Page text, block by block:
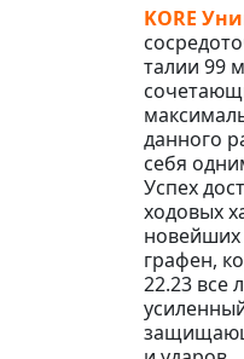
KORE
талии 99
данного
себя
Успех
ходовых
новейших
графен,
22.23 все